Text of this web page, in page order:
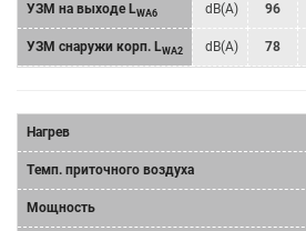
УЗМ на выходе LWA6 dB(A) 96
УЗМ снаружи корп. LWA2 dB(A) 78
Нагрев
Tемп. приточного воздуха
Мощность